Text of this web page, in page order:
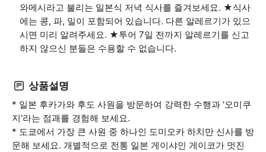
와메시라고 불리는 일본식 저녁 식사를 즐겨보세요. ★식사
에는 콩, 파, 밀이 포함되어 있습니다. 다른 알레르기가 있으
시면 미리 알려주세요. ★투어 7일 전까지 알레르기를 신고
하지 않으신 분들은 수용할 수 없습니다.
상품설명
* 일본 후카가와 후도 사원을 방문하여 강력한 수행과 '오미쿠
지'라는 점괘를 경험해 보세요.
* 도쿄에서 가장 큰 사원 중 하나인 도미오카 하치만 신사를 방
문해 보세요. 개별적으로 전통 일본 게이샤인 게이코가 멋진